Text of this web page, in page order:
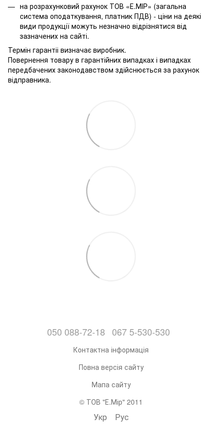
на розрахунковий рахунок ТОВ «Е.МІР» (загальна
система оподаткування, платник ПДВ) - ціни на деякі
види продукції можуть незначно відрізнятися від
зазначених на сайті.
Термін гарантіі визначає виробник.
Повернення товару в гарантійних випадках і випадках
передбачених законодавством здійснюється за рахунок
відправника.
050 088-72-18 067 5-530-530
Контактна інформація
Повна версія сайту
Мапа сайту
© ТОВ "Е.Мір" 2011
Укр Рус